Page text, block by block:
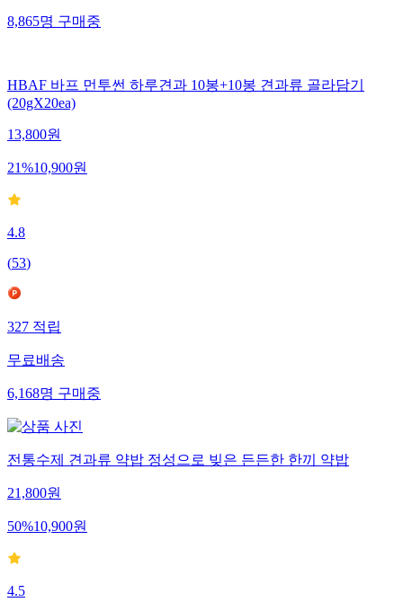
8,865명구매중
HBAF 바프 먼투썬 하루견과 10봉+10봉 견과류 골라담기
(20gX20ea)
13,800원
21%10,900원
4.8
(53)
327적립
무료배송
6,168명구매중
전통수제 견과류 약밥 정성으로 빚은 든든한 한끼 약밥
21,800원
50%10,900원
4.5